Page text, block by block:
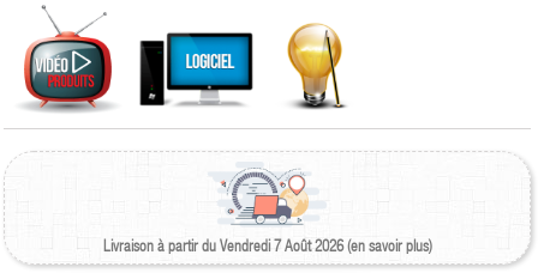
Livraison à partir du Vendredi 7 Août 2026 (en savoir plus)